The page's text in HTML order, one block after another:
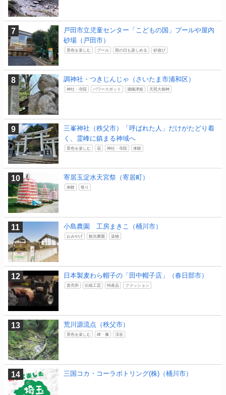
戸田市立児童センター「こどもの国」プールや屋内
砂場（戸田市）
景色を楽しむ プール 雨の日も楽しめる 砂遊び
調神社・つきじんじゃ（さいたま市浦和区）
神社・寺院 パワースポット 瀬織津姫 天照大御神
三峯神社（秩父市）「呼ばれた人」だけがたどり着
く、霊峰に鎮まる神域へ
景色を楽しむ 花 神社・寺院 体験
寄居玉淀水天宮祭（寄居町）
体験 祭り
小島農園 工房まきこ（桶川市）
おみやげ 観光農園 染物
日本製麦わら帽子の「田中帽子店」（春日部市）
直売所 伝統工芸 特産品 ファッション
荒川源流点（秩父市）
景色を楽しむ 碑・像 渓谷
三国コカ・コーラボトリング(株)（桶川市）